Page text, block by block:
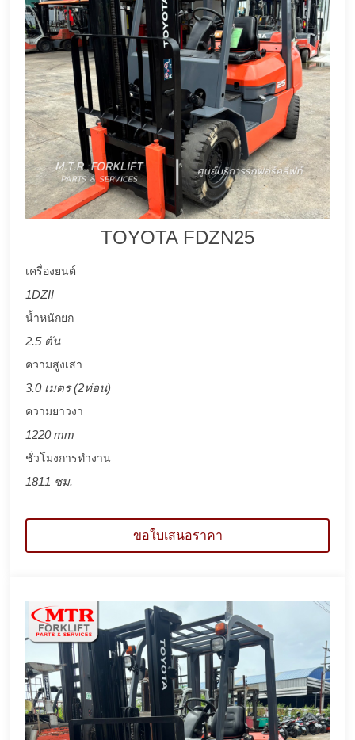
TOYOTA FDZN25
เครื่องยนต์
1DZII
น้ำหนักยก
2.5 ตัน
ความสูงเสา
3.0 เมตร (2ท่อน)
ความยาวงา
1220 mm
ชั่วโมงการทำงาน
1811 ชม.
ขอใบเสนอราคา